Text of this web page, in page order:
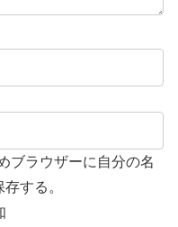
ブラウザーに自分の名
する。